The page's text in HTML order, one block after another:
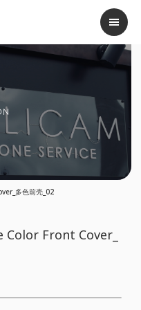
多色前壳_02
Front Cover_